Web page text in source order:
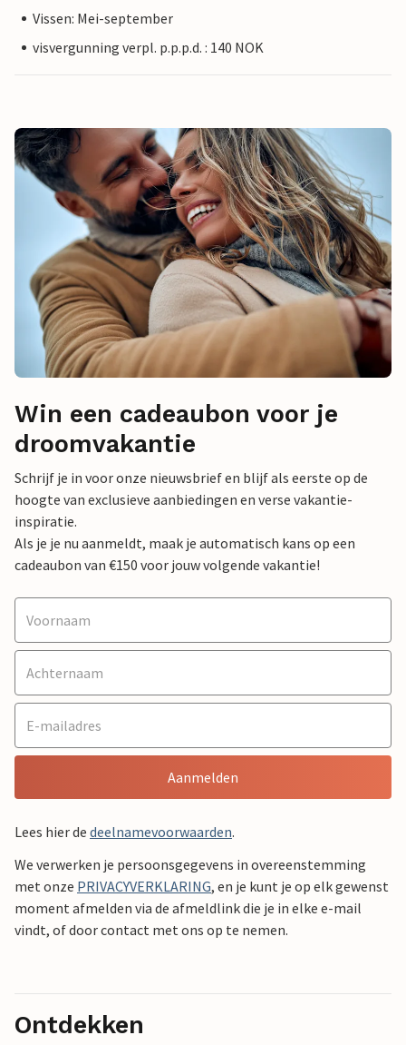
Vissen: Mei-september
visvergunning verpl. p.p.p.d. : 140 NOK
Win een cadeaubon voor je
droomvakantie
Schrijf je in voor onze nieuwsbrief en blijf als eerste op de
hoogte van exclusieve aanbiedingen en verse vakantie-
inspiratie.
Als je je nu aanmeldt, maak je automatisch kans op een
cadeaubon van €150 voor jouw volgende vakantie!
Aanmelden
Lees hier de deelnamevoorwaarden.
We verwerken je persoonsgegevens in overeenstemming
met onze PRIVACYVERKLARING, en je kunt je op elk gewenst
moment afmelden via de afmeldlink die je in elke e-mail
vindt, of door contact met ons op te nemen.
Ontdekken